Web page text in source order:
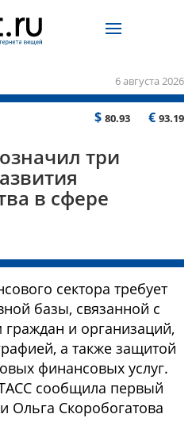
6 августа 2026
$ 80.93 € 93.19
три
в сфере
сектора требует
базы, связанной с
и организаций,
а также защитой
финансовых услуг.
сообщила первый
Ольга Скоробогатова